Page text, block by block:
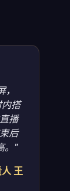
搭
播
后
。"
王